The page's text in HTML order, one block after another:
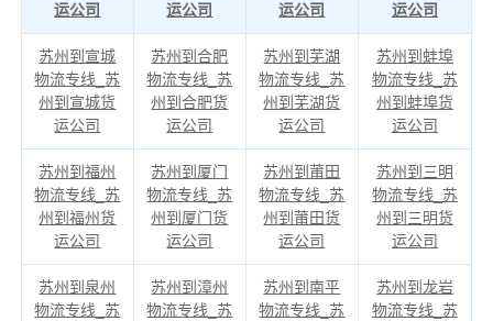
运公司
运公司
运公司
运公司
苏州到宣城
物流专线_苏
州到宣城货
运公司
苏州到合肥
物流专线_苏
州到合肥货
运公司
苏州到芜湖
物流专线_苏
州到芜湖货
运公司
苏州到蚌埠
物流专线_苏
州到蚌埠货
运公司
苏州到福州
物流专线_苏
州到福州货
运公司
苏州到厦门
物流专线_苏
州到厦门货
运公司
苏州到莆田
物流专线_苏
州到莆田货
运公司
苏州到三明
物流专线_苏
州到三明货
运公司
苏州到泉州
物流专线_苏
苏州到漳州
物流专线_苏
苏州到南平
物流专线_苏
苏州到龙岩
物流专线_苏